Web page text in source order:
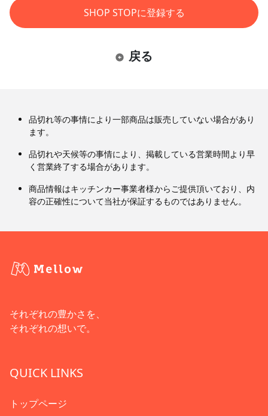
SHOP STOPに登録する
戻る
品切れ等の事情により一部商品は販売していない場合があり
ます。
品切れや天候等の事情により、掲載している営業時間より早
く営業終了する場合があります。
商品情報はキッチンカー事業者様からご提供頂いており、内
容の正確性について当社が保証するものではありません。
それぞれの豊かさを、
それぞれの想いで。
QUICK LINKS
トップページ